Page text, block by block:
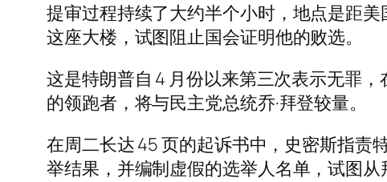
提审过程持续了大约半个小时，地点是距美
这座大楼，试图阻止国会证明他的败选。
这是特朗普自 4 月份以来第三次表示无罪
的领跑者，将与民主党总统乔·拜登较量。
在周二长达 45 页的起诉书中，史密斯指责
举结果，并编制虚假的选举人名单，试图从